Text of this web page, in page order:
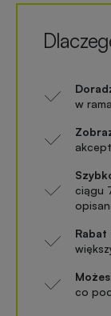
w
ciągu
Rabat
co